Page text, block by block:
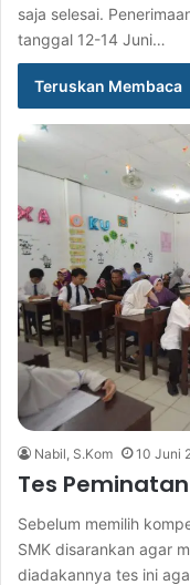
saja selesai.
tanggal 12-14 Juni…
Teruskan Membaca
Nabil, S.Kom 10 Juni
Tes
Sebelum memilih
SMK disarankan agar
diadakannya tes ini